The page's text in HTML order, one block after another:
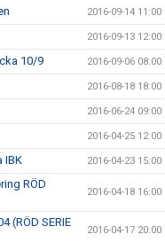
2016-09-14 11:00
2016-09-13 12:00
10/9 2016-09-06 08:00
2016-08-18 18:00
2016-06-24 09:00
2016-04-25 12:00
IBK 2016-04-23 15:00
RÖD
2016-04-18 16:00
(RÖD SERIE
2016-04-17 20:00